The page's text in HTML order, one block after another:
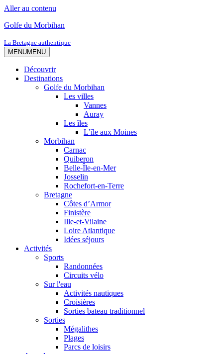
Aller au contenu
Golfe du Morbihan
La Bretagne authentique
MENUMENU
Découvrir
Destinations
Golfe du Morbihan
Les villes
Vannes
Auray
Les îles
L’île aux Moines
Morbihan
Carnac
Quiberon
Belle-Île-en-Mer
Josselin
Rochefort-en-Terre
Bretagne
Côtes d’Armor
Finistère
Ille-et-Vilaine
Loire Atlantique
Idées séjours
Activités
Sports
Randonnées
Circuits vélo
Sur l'eau
Activités nautiques
Croisières
Sorties bateau traditionnel
Sorties
Mégalithes
Plages
Parcs de loisirs